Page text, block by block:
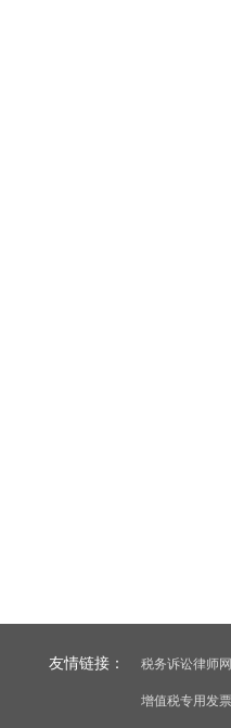
友情链接： 税务诉讼律师网
增值税专用发